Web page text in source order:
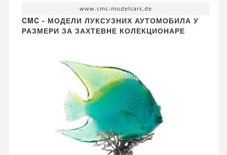
www.cmc-modelcars.de
CMC - МОДЕЛИ ЛУКСУЗНИХ АУТОМОБИЛА У
РАЗМЕРИ ЗА ЗАХТЕВНЕ КОЛЕКЦИОНАРЕ